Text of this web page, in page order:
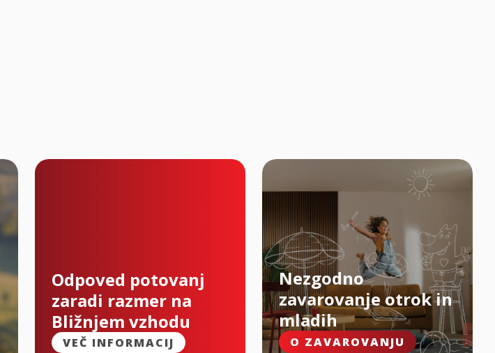
Odpoved potovanj
zaradi razmer na
Bližnjem vzhodu
VEČ INFORMACIJ
Nezgodno
zavarovanje otrok in
mladih
O ZAVAROVANJU